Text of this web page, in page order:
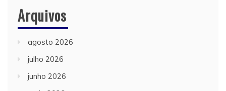
Arquivos
agosto 2026
julho 2026
junho 2026